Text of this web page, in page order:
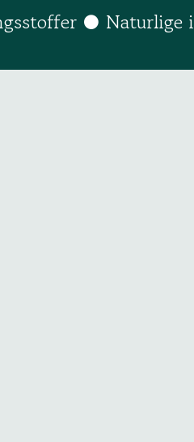
● Naturlige